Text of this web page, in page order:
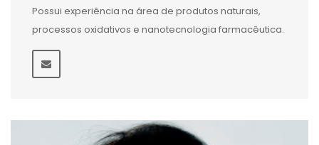
Possui experiência na área de produtos naturais,
processos oxidativos e nanotecnologia farmacêutica.